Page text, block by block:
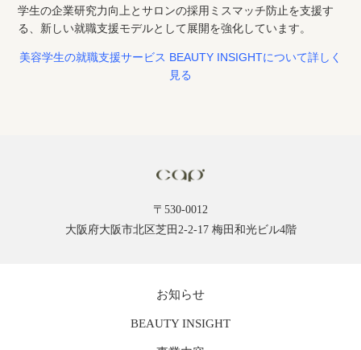
学生の企業研究力向上とサロンの採用ミスマッチ防止を支援す
る、新しい就職支援モデルとして展開を強化しています。
美容学生の就職支援サービス BEAUTY INSIGHTについて詳しく
見る
〒530-0012
大阪府大阪市北区芝田2-2-17 梅田和光ビル4階
お知らせ
BEAUTY INSIGHT